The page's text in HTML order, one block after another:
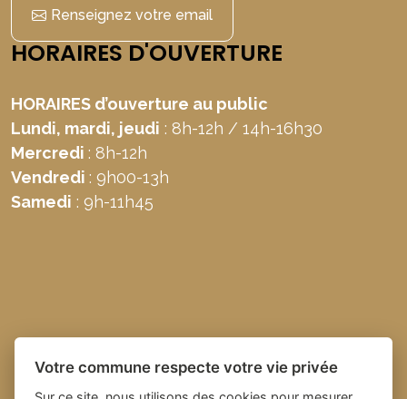
Renseignez votre email
HORAIRES D'OUVERTURE
HORAIRES d’ouverture au public
Lundi, mardi, jeudi : 8h-12h / 14h-16h30
Mercredi : 8h-12h
Vendredi : 9h00-13h
Samedi : 9h-11h45
Votre commune respecte votre vie privée